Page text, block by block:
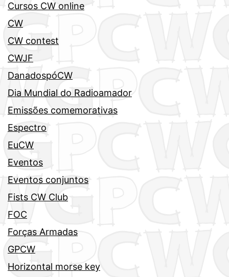
Cursos CW online
CW
CW contest
CWJF
DanadospóCW
Dia Mundial do Radioamador
Emissões comemorativas
Espectro
EuCW
Eventos
Eventos conjuntos
Fists CW Club
FOC
Forças Armadas
GPCW
Horizontal morse key